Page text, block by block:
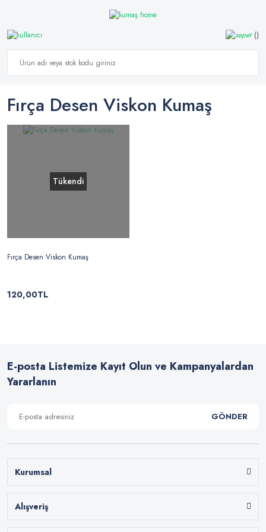
Fırça Desen Viskon Kumaş
Tükendi
Fırça Desen Viskon Kumaş
120,00TL
E-posta Listemize Kayıt Olun ve Kampanyalardan
Yararlanın
GÖNDER
Kurumsal
Alışveriş